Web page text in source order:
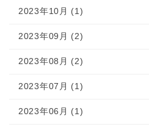
2023年10月 (1)
2023年09月 (2)
2023年08月 (2)
2023年07月 (1)
2023年06月 (1)